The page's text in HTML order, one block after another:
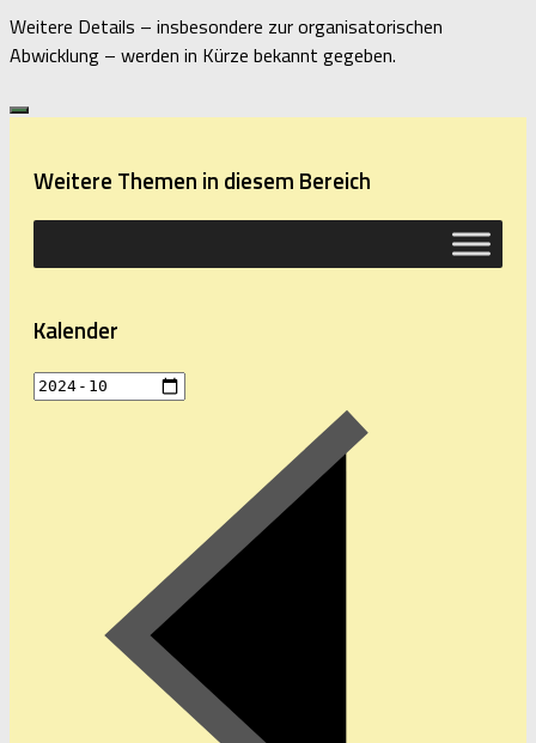
Weitere Details – insbesondere zur organisatorischen
Abwicklung – werden in Kürze bekannt gegeben.
Weitere Themen in diesem Bereich
Kalender